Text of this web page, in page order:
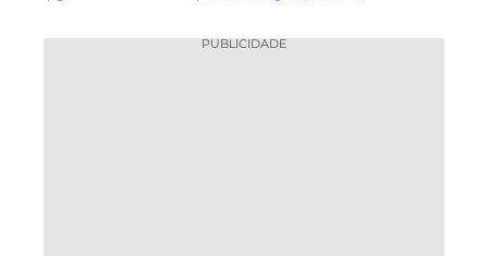
PUBLICIDADE